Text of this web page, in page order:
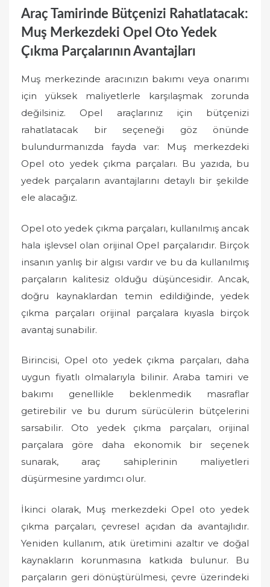
Araç Tamirinde Bütçenizi Rahatlatacak:
Muş Merkezdeki Opel Oto Yedek
Çıkma Parçalarının Avantajları
Muş merkezinde aracınızın bakımı veya onarımı
için yüksek maliyetlerle karşılaşmak zorunda
değilsiniz. Opel araçlarınız için bütçenizi
rahatlatacak bir seçeneği göz önünde
bulundurmanızda fayda var: Muş merkezdeki
Opel oto yedek çıkma parçaları. Bu yazıda, bu
yedek parçaların avantajlarını detaylı bir şekilde
ele alacağız.
Opel oto yedek çıkma parçaları, kullanılmış ancak
hala işlevsel olan orijinal Opel parçalarıdır. Birçok
insanın yanlış bir algısı vardır ve bu da kullanılmış
parçaların kalitesiz olduğu düşüncesidir. Ancak,
doğru kaynaklardan temin edildiğinde, yedek
çıkma parçaları orijinal parçalara kıyasla birçok
avantaj sunabilir.
Birincisi, Opel oto yedek çıkma parçaları, daha
uygun fiyatlı olmalarıyla bilinir. Araba tamiri ve
bakımı genellikle beklenmedik masraflar
getirebilir ve bu durum sürücülerin bütçelerini
sarsabilir. Oto yedek çıkma parçaları, orijinal
parçalara göre daha ekonomik bir seçenek
sunarak, araç sahiplerinin maliyetleri
düşürmesine yardımcı olur.
İkinci olarak, Muş merkezdeki Opel oto yedek
çıkma parçaları, çevresel açıdan da avantajlıdır.
Yeniden kullanım, atık üretimini azaltır ve doğal
kaynakların korunmasına katkıda bulunur. Bu
parçaların geri dönüştürülmesi, çevre üzerindeki